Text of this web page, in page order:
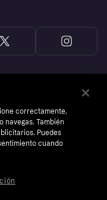
correctamente,
navegas. También
Puedes
cuando